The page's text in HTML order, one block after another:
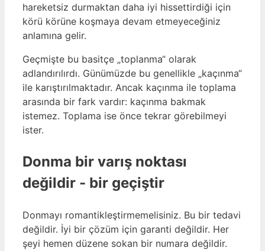
hareketsiz durmaktan daha iyi hissettirdiği için
körü körüne koşmaya devam etmeyeceğiniz
anlamına gelir.
Geçmişte bu basitçe „toplanma“ olarak
adlandırılırdı. Günümüzde bu genellikle „kaçınma“
ile karıştırılmaktadır. Ancak kaçınma ile toplama
arasında bir fark vardır: kaçınma bakmak
istemez. Toplama ise önce tekrar görebilmeyi
ister.
Donma bir varış noktası
değildir - bir geçiştir
Donmayı romantikleştirmemelisiniz. Bu bir tedavi
değildir. İyi bir çözüm için garanti değildir. Her
şeyi hemen düzene sokan bir numara değildir.